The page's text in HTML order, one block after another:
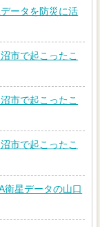
ータを防災に活
市で起こったこ
市で起こったこ
市で起こったこ
星データの山口